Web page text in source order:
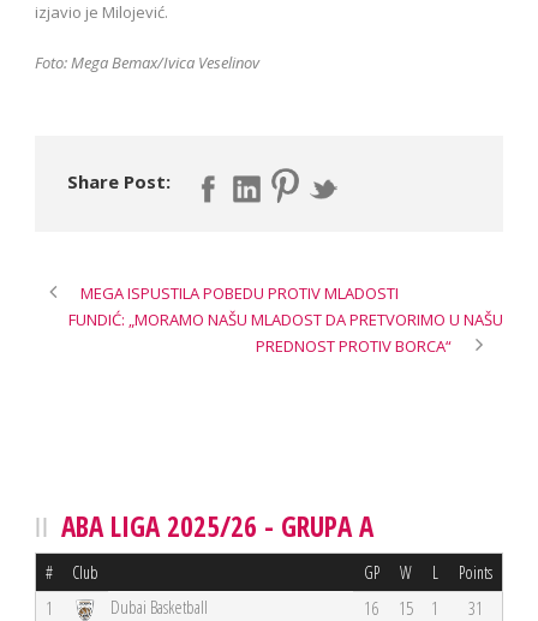
izjavio je Milojević.
Foto: Mega Bemax/Ivica Veselinov
Share Post:
MEGA ISPUSTILA POBEDU PROTIV MLADOSTI
FUNDIĆ: „MORAMO NAŠU MLADOST DA PRETVORIMO U NAŠU
PREDNOST PROTIV BORCA“
ABA LIGA 2025/26 - GRUPA A
# Club GP W L Points
1 Dubai Basketball 16 15 1
31